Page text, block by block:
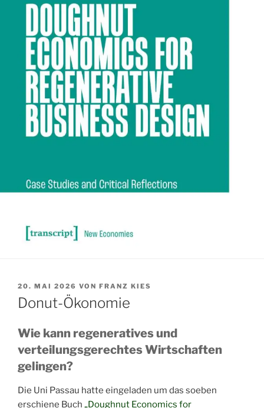
VERÖFFENTLICHT
AM
20. MAI 2026 VON FRANZ KIES
Donut-Ökonomie
Wie kann regeneratives und
verteilungs­gerechtes Wirtschaften
gelingen?
Die Uni Passau hatte eingeladen um das soeben
erschiene Buch „Doughnut Economics for